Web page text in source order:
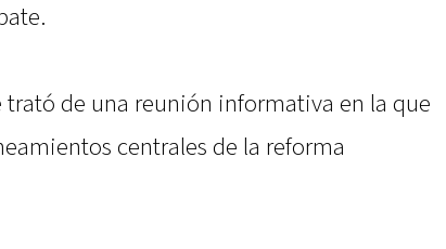
trató de una reunión informativa en la que
centrales de la reforma